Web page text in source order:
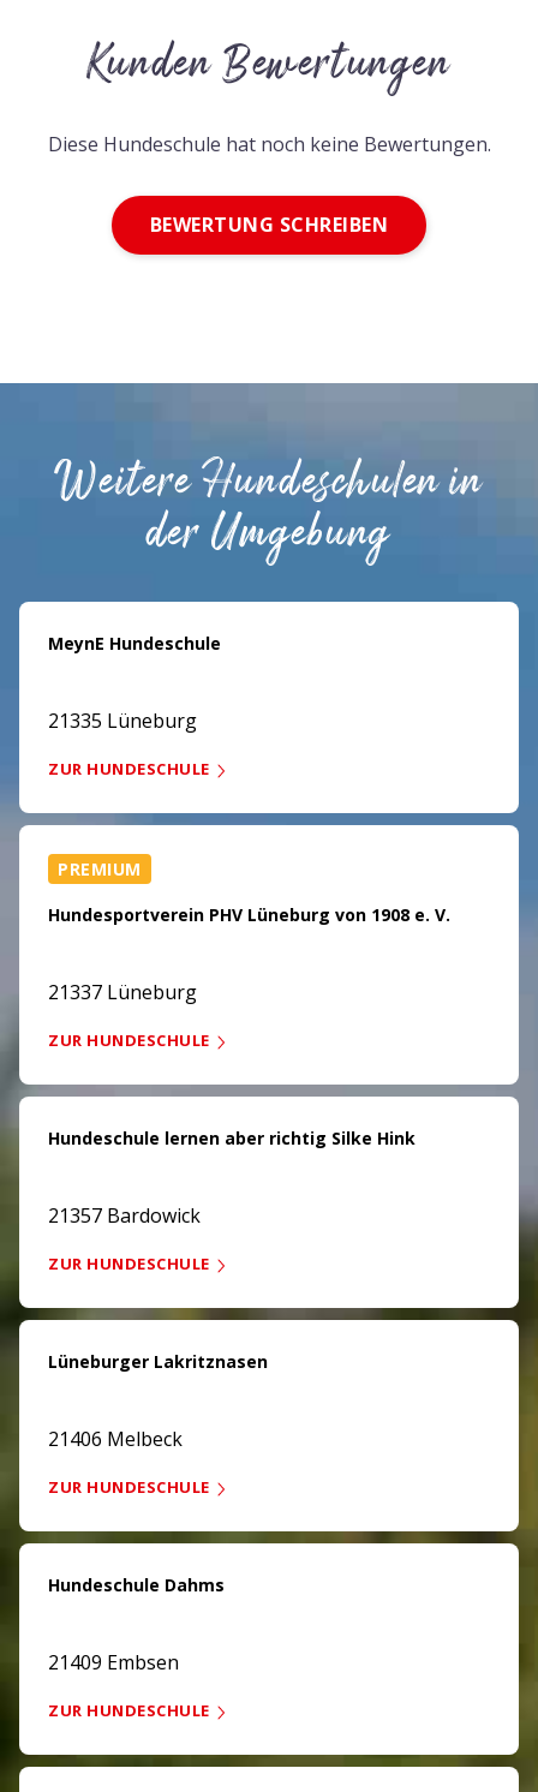
Kunden Bewertungen
Diese Hundeschule hat noch keine Bewertungen.
BEWERTUNG SCHREIBEN
Weitere Hundeschulen in
der Umgebung
MeynE Hundeschule
21335 Lüneburg
ZUR HUNDESCHULE
PREMIUM
Hundesportverein PHV Lüneburg von 1908 e. V.
21337 Lüneburg
ZUR HUNDESCHULE
Hundeschule lernen aber richtig Silke Hink
21357 Bardowick
ZUR HUNDESCHULE
Lüneburger Lakritznasen
21406 Melbeck
ZUR HUNDESCHULE
Hundeschule Dahms
21409 Embsen
ZUR HUNDESCHULE